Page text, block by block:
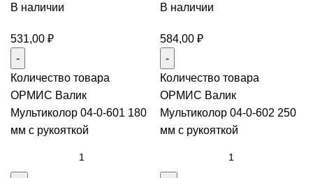
В наличии
531,00 ₽
Количество товара
ОРМИС Валик
Мультиколор 04-0-601 180
мм с рукояткой
В наличии
584,00 ₽
Количество товара
ОРМИС Валик
Мультиколор 04-0-602 250
мм с рукояткой